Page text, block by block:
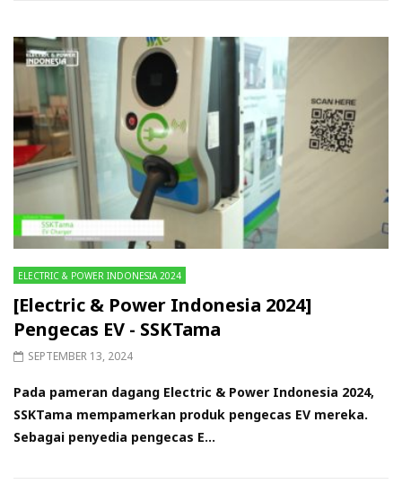
ELECTRIC & POWER INDONESIA 2024
[Electric & Power Indonesia 2024]
Pengecas EV - SSKTama
SEPTEMBER 13, 2024
Pada pameran dagang Electric & Power Indonesia 2024,
SSKTama mempamerkan produk pengecas EV mereka.
Sebagai penyedia pengecas E...